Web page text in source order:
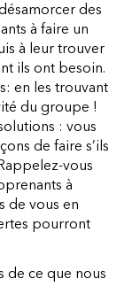
des
à faire un
à leur trouver
ils ont besoin.
en les trouvant
du groupe !
: vous
de faire s’ils
vous
à
de vous en
pourront
de ce que nous